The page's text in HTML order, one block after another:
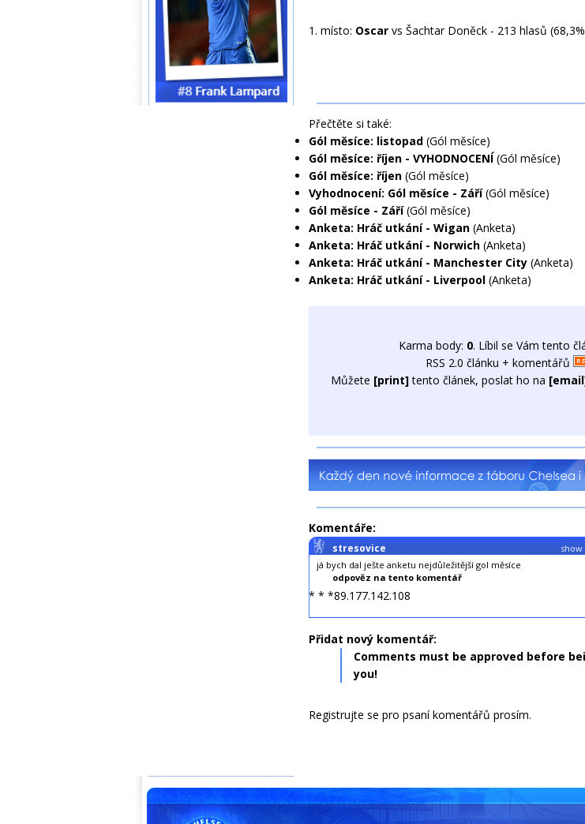
1. místo: Oscar vs Šachtar Doněck - 213 hlasů
Přečtěte si také:
Gól měsíce: listopad (Gól měsíce)
Gól měsíce: říjen - VYHODNOCENÍ (Gól měsíce)
Gól měsíce: říjen (Gól měsíce)
Vyhodnocení: Gól měsíce - Září (Gól měsíce)
Gól měsíce - Září (Gól měsíce)
Anketa: Hráč utkání - Wigan (Anketa)
Anketa: Hráč utkání - Norwich (Anketa)
Anketa: Hráč utkání - Manchester City (Anketa)
Anketa: Hráč utkání - Liverpool (Anketa)
Karma body: 0. Líbil se Vám tento
RSS 2.0 článku + komentářů
Můžete [print]tento článek, poslat ho na
Komentáře:
stresovice
já bych dal ješte anketu nejdůležitější gol měsíce
odpověz na tento komentář
* * *89.177.142.108
Přidat nový komentář:
Comments must be approved before
you!
Registrujte se pro psaní komentářů prosím.